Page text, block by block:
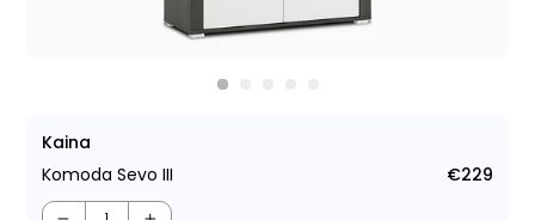
Kaina
Komoda Sevo III
€229